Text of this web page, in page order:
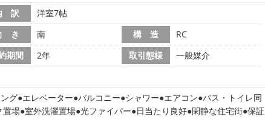
訳
洋室7帖
き 南 構 造
RC
期間 2年 取引態様
一般媒介
グ エレベーター バルコニー シャワー エアコン バス・トイレ同
置場 室外洗濯置場 光ファイバー 日当たり良好 閑静な住宅街 保証